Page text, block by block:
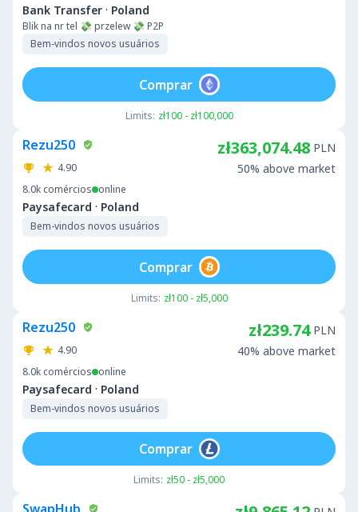
Bank Transfer · Poland
Blik na nr tel 💸 przelew 💸 P2P
Bem-vindos novos usuários
Limits: zł100 - zł100,000
Comprar
Rezu250
4.90
8.0k comércios online
Paysafecard · Poland
Bem-vindos novos usuários
zł363,074.48 PLN
50% above market
Limits: zł100 - zł5,000
Comprar
Rezu250
4.90
8.0k comércios online
Paysafecard · Poland
Bem-vindos novos usuários
zł239.74 PLN
40% above market
Limits: zł50 - zł5,000
Comprar